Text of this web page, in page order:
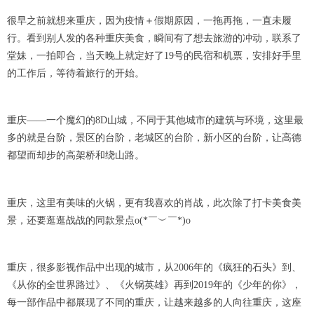
很早之前就想来重庆，因为疫情＋假期原因，一拖再拖，一直未履
行。看到别人发的各种重庆美食，瞬间有了想去旅游的冲动，联系了
堂妹，一拍即合，当天晚上就定好了19号的民宿和机票，安排好手里
的工作后，等待着旅行的开始。
重庆——一个魔幻的8D山城，不同于其他城市的建筑与环境，这里最
多的就是台阶，景区的台阶，老城区的台阶，新小区的台阶，让高德
都望而却步的高架桥和绕山路。
重庆，这里有美味的火锅，更有我喜欢的肖战，此次除了打卡美食美
景，还要逛逛战战的同款景点o(*￣︶￣*)o
重庆，很多影视作品中出现的城市，从2006年的《疯狂的石头》到、
《从你的全世界路过》、《火锅英雄》再到2019年的《少年的你》，
每一部作品中都展现了不同的重庆，让越来越多的人向往重庆，这座